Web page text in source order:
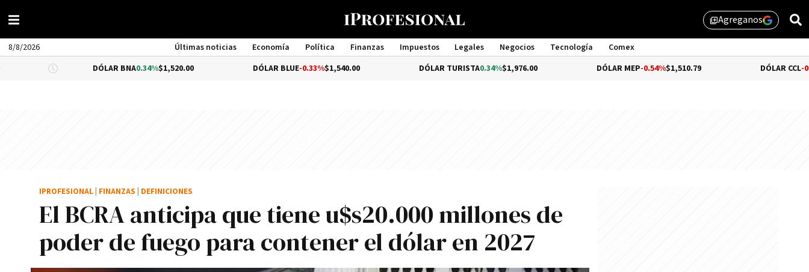
library_addAgreganos
8/8/2026 Últimas noticias Economía Política Finanzas Impuestos Legales Negocios Tecnología
Comex
Management
DÓLAR BNA
0.34%$1,520.00 DÓLAR BLUE-0.33% $1,540.00 DÓLAR TURISTA0.34%$1,976.00 -0.54%$1,510.79 -0.72%
El BCRA anticipa que tiene u$s20.000 millones de
poder de fuego para contener el dólar en 2027
IPROFESIONAL FINANZAS DEFINICIONES